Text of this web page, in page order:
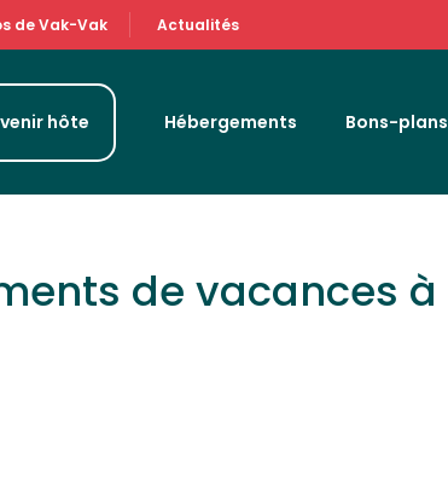
de Vak-Vak Actualités
hôte Hébergements Bons-plans
de vacances à